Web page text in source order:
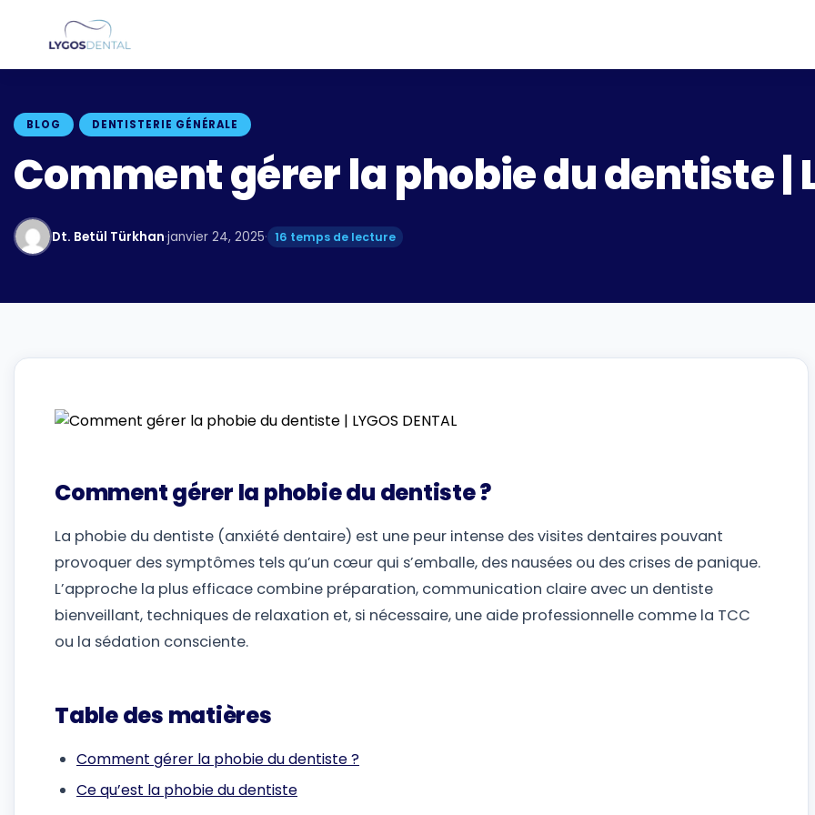
BLOG DENTISTERIE GÉNÉRALE
Comment gérer la phobie du dentiste |
Dt. Betül Türkhan·janvier 24, 2025· 16 temps de lecture
Comment gérer la phobie du dentiste ?
La phobie du dentiste (anxiété dentaire) est une peur intense des visites dentaires pouvant
provoquer des symptômes tels qu’un cœur qui s’emballe, des nausées ou des crises de panique.
L’approche la plus efficace combine préparation, communication claire avec un dentiste
bienveillant, techniques de relaxation et, si nécessaire, une aide professionnelle comme la TCC
ou la sédation consciente.
Table des matières
Comment gérer la phobie du dentiste ?
Ce qu’est la phobie du dentiste